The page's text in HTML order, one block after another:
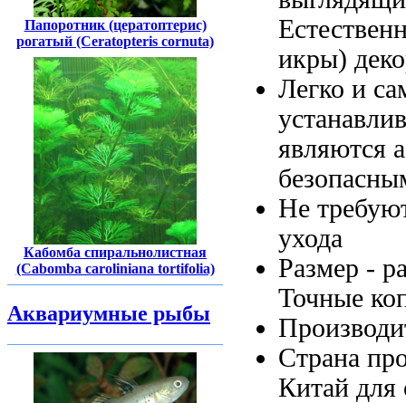
Папоротник (цератоптерис)
рогатый (Ceratopteris cornuta)
Кабомба спиральнолистная
(Cabomba caroliniana tortifolia)
Аквариумные рыбы
икры)
Легко и
являются
Не
ухода
Размер -
Точные
Страна
Китай для